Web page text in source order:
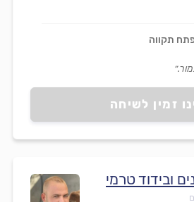
זמין לשיחה
תקווה
ובידוד טרמי